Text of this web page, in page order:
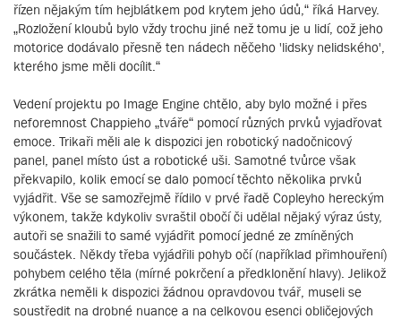
řízen nějakým tím hejblátkem pod krytem jeho údů,“ říká Harvey.
„Rozložení kloubů bylo vždy trochu jiné než tomu je u lidí, což jeho
motorice dodávalo přesně ten nádech něčeho 'lidsky nelidského',
kterého jsme měli docílit.“
Vedení projektu po Image Engine chtělo, aby bylo možné i přes
neforemnost Chappieho „tváře“ pomocí různých prvků vyjadřovat
emoce. Trikaři měli ale k dispozici jen robotický nadočnicový
panel, panel místo úst a robotické uši. Samotné tvůrce však
překvapilo, kolik emocí se dalo pomocí těchto několika prvků
vyjádřit. Vše se samozřejmě řídilo v prvé řadě Copleyho hereckým
výkonem, takže kdykoliv svraštil obočí či udělal nějaký výraz ústy,
autoři se snažili to samé vyjádřit pomocí jedné ze zmíněných
součástek. Někdy třeba vyjádřili pohyb očí (například přimhouření)
pohybem celého těla (mírné pokrčení a předklonění hlavy). Jelikož
zkrátka neměli k dispozici žádnou opravdovou tvář, museli se
soustředit na drobné nuance a na celkovou esenci obličejových